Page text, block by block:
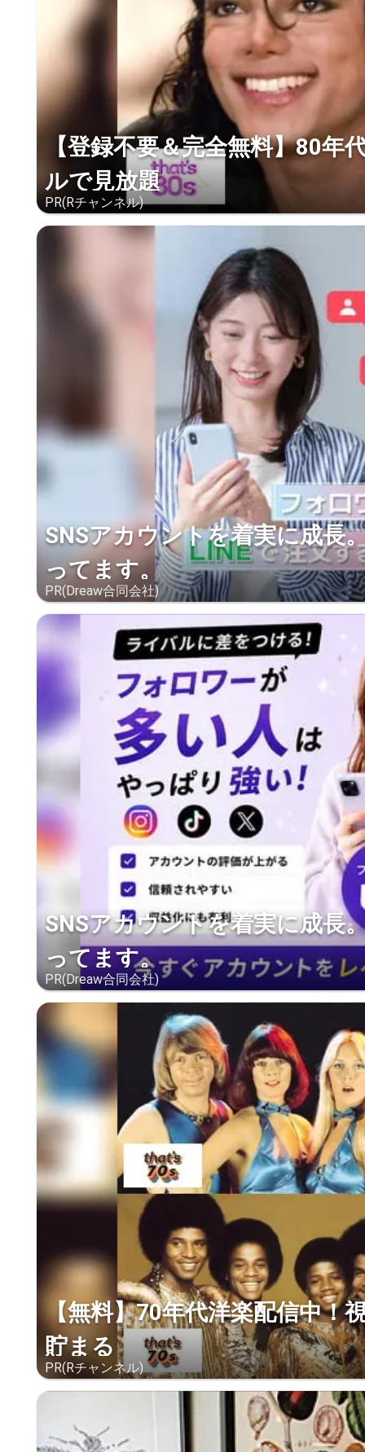
【登録不要＆完全無料】80年
ルで見放題
PR(Rチャンネル)
SNSアカウントを着実に成長
ってます。
PR(Dreaw合同会社)
SNSアカウントを着実に成長
ってます。
PR(Dreaw合同会社)
【無料】70年代洋楽配信中！
貯まる
PR(Rチャンネル)